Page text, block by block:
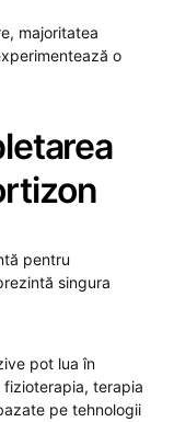
majoritatea
o
pentru
singura
pot lua în
terapia
pe tehnologii